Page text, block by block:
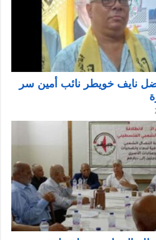
نايف خويطر نائب أمين سر